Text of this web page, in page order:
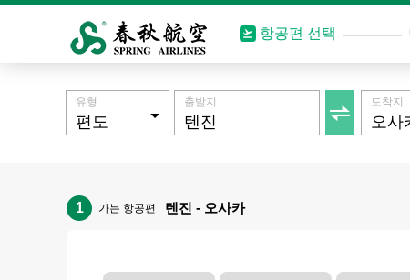
항공편 선택

유형 출발지 도착지
1 가는 항공편 텐진 - 오사카